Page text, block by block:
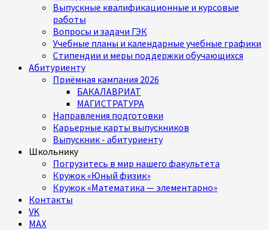
Выпускные квалификационные и курсовые
работы
Вопросы и задачи ГЭК
Учебные планы и календарные учебные графики
Стипендии и меры поддержки обучающихся
Абитуриенту
Приёмная кампания 2026
БАКАЛАВРИАТ
МАГИСТРАТУРА
Направления подготовки
Карьерные карты выпускников
Выпускник - абитуриенту
Школьнику
Погрузитесь в мир нашего факультета
Кружок «Юный физик»
Кружок «Математика — элементарно»
Контакты
VK
MAX